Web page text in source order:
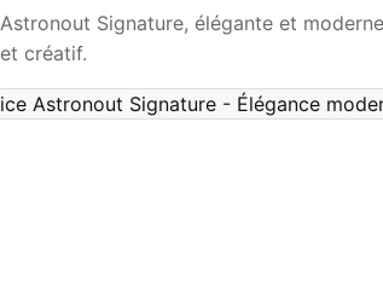
Signature, élégante et
créatif.